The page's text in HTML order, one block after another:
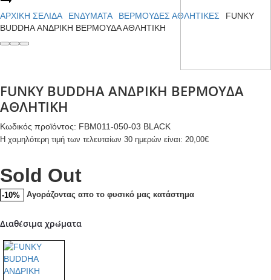
navigation
T-
SHIRT
BUDDHA
ΑΝΔΡΙΚΗ
ΑΘΛΗΤΙΚΗ
ΑΡΧΙΚΉ ΣΕΛΊΔΑ ΕΝΔΥΜΑΤΑ ΒΕΡΜΟΥΔΕΣ ΑΘΛΗΤΙΚΕΣ
FUNKY
BUDDHA ΑΝΔΡΙΚΗ ΒΕΡΜΟΥΔΑ ΑΘΛΗΤΙΚΗ
FUNKY BUDDHA ΑΝΔΡΙΚΗ ΒΕΡΜΟΥΔΑ
ΑΘΛΗΤΙΚΗ
Κωδικός προϊόντος: FBM011-050-03 BLACK
Η χαμηλότερη τιμή των τελευταίων 30 ημερών είναι: 20,00€
Sold Out
-10% Αγοράζοντας απο το φυσικό μας κατάστημα
Διαθέσιμα χρώματα